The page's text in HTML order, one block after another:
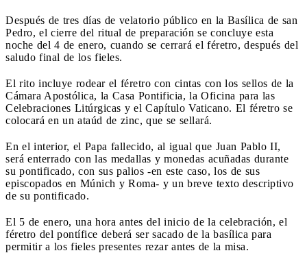
Después de tres días de velatorio público en la Basílica de san
Pedro, el cierre del ritual de preparación se concluye esta
noche del 4 de enero, cuando se cerrará el féretro, después del
saludo final de los fieles.
El rito incluye rodear el féretro con cintas con los sellos de la
Cámara Apostólica, la Casa Pontificia, la Oficina para las
Celebraciones Litúrgicas y el Capítulo Vaticano. El féretro se
colocará en un ataúd de zinc, que se sellará.
En el interior, el Papa fallecido, al igual que Juan Pablo II,
será enterrado con las medallas y monedas acuñadas durante
su pontificado, con sus palios -en este caso, los de sus
episcopados en Múnich y Roma- y un breve texto descriptivo
de su pontificado.
El 5 de enero, una hora antes del inicio de la celebración, el
féretro del pontífice deberá ser sacado de la basílica para
permitir a los fieles presentes rezar antes de la misa.